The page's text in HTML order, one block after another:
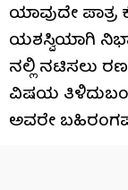
ಯಾವುದೇ
ಯಶಸ್ವಿಯಾಗಿ
ನಲ್ಲಿ ನಟಿಸಲು
ವಿಷಯ
ಅವರೇ